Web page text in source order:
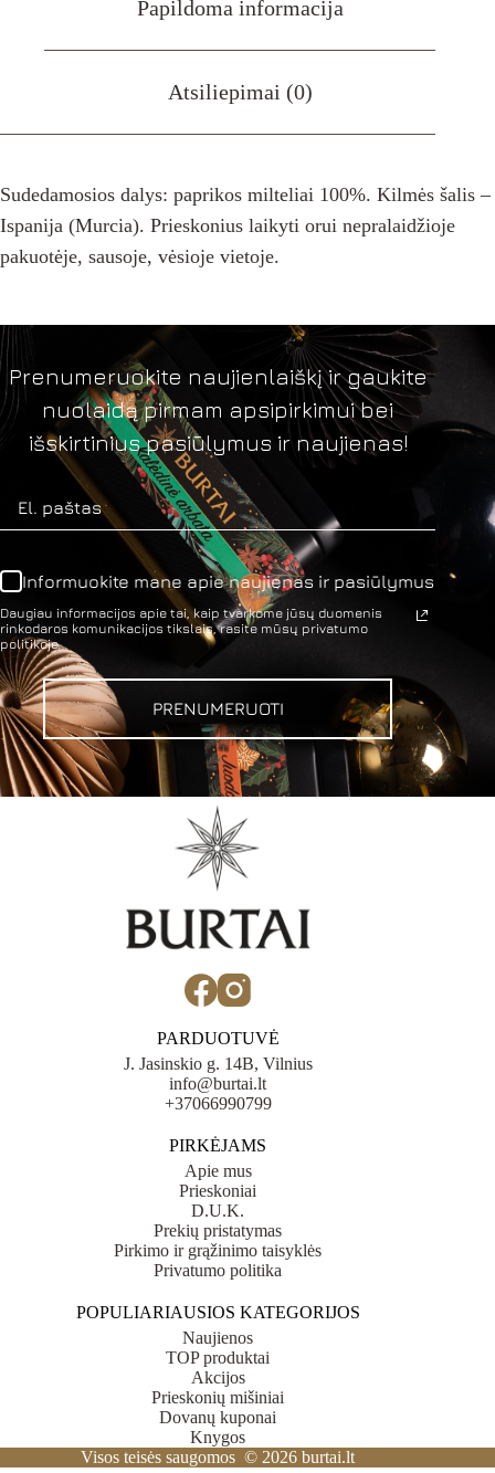
Papildoma informacija
Atsiliepimai (0)
Sudedamosios dalys: paprikos milteliai 100%. Kilmės šalis –
Ispanija (Murcia). Prieskonius laikyti orui nepralaidžioje
pakuotėje, sausoje, vėsioje vietoje.
Prenumeruokite naujienlaiškį ir gaukite
nuolaidą pirmam apsipirkimui bei
išskirtinius pasiūlymus ir naujienas!
Informuokite mane apie naujienas ir pasiūlymus
Daugiau informacijos apie tai, kaip tvarkome jūsų duomenis
rinkodaros komunikacijos tikslais, rasite mūsų privatumo
politikoje.
PRENUMERUOTI
PARDUOTUVĖ
J. Jasinskio g. 14B, Vilnius
info@burtai.lt
+37066990799
PIRKĖJAMS
Apie mus
Prieskoniai
D.U.K.
Prekių pristatymas
Pirkimo ir grąžinimo taisyklės
Privatumo politika
POPULIARIAUSIOS KATEGORIJOS
Naujienos
TOP produktai
Akcijos
Prieskonių mišiniai
Dovanų kuponai
Knygos
Visos teisės saugomos © 2026 burtai.lt